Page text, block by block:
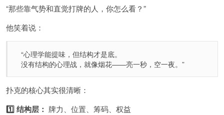
“那些靠气势和直觉打牌的人，你怎么看？”
他笑着说：
“心理学能提味，但结构才是底。
没有结构的心理战，就像烟花——亮一秒，空一夜。”
扑克的核心其实很清晰：
1️⃣ 结构层： 牌力、位置、筹码、权益